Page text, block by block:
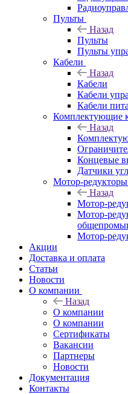
Пульты
Назад
Пульты
Пульты
Кабели
Назад
Кабели
Кабели
Кабели
Комплектующие
Назад
Концевые
Датчики
Мотор-редукторы
Назад
Мотор-
Мотор-
Мотор-
Акции
Доставка и оплата
Статьи
Новости
О компании
Назад
О компании
О компании
Сертификаты
Вакансии
Партнеры
Новости
Документация
Контакты